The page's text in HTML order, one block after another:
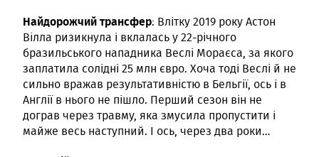
Найдорожчий трансфер: Влітку 2019 року Астон
Вілла ризикнула і вклалась у 22-річного
бразильського нападника Веслі Мораєса, за якого
заплатила солідні 25 млн євро. Хоча тоді Веслі й не
сильно вражав результативністю в Бельгії, ось і в
Англії в нього не пішло. Перший сезон він не
дограв через травму, яка змусила пропустити і
майже весь наступний. І ось, через два роки…